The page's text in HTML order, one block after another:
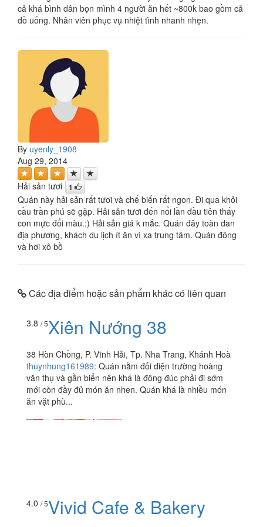
cả khá bình dân bọn mình 4 người ăn hết ~800k bao gồm cả
đồ uống. Nhân viên phục vụ nhiệt tình nhanh nhẹn.
By uyenly_1908
Aug 29, 2014
Hải sản tươi 1
Quán này hải sản rất tươi và chế biến rất ngon. Đi qua khỏi
cầu trần phú sẽ gặp. Hải sản tươi đến nổi lần đầu tiên thấy
con mực đổi màu.:) Hải sản giá k mắc. Quán đây toàn dan
địa phương, khách du lịch ít ăn vì xa trung tâm. Quán đông
và hơi xô bồ
Các địa điểm hoặc sản phẩm khác có liên quan
3.8 / 5Xiên Nướng 38
38 Hòn Chồng, P. Vĩnh Hải, Tp. Nha Trang, Khánh Hoà
thuynhung161989: Quán nằm đối diện trường hoàng
văn thụ và gần biển nên khá là đông đúc phải đi sớm
mới còn đầy đủ món ăn nhen. Quán khá là nhiều món
ăn vặt phù...
4.0 / 5Vivid Cafe & Bakery